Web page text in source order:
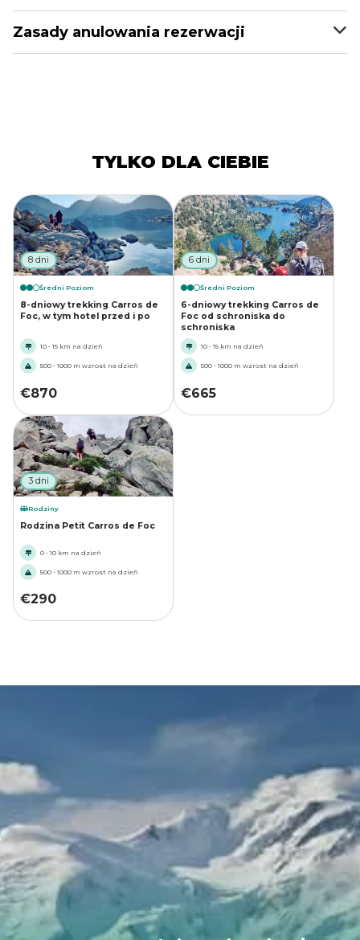
Zasady anulowania rezerwacji
TYLKO DLA CIEBIE
8 dni
Średni Poziom
8-dniowy trekking Carros de
Foc, w tym hotel przed i po
10 - 15 km na dzień
500 - 1000 m wzrost na dzień
€870
6 dni
Średni Poziom
6-dniowy trekking Carros de
Foc od schroniska do
schroniska
10 - 15 km na dzień
500 - 1000 m wzrost na dzień
€665
3 dni
Rodziny
Rodzina Petit Carros de Foc
0 - 10 km na dzień
500 - 1000 m wzrost na dzień
€290